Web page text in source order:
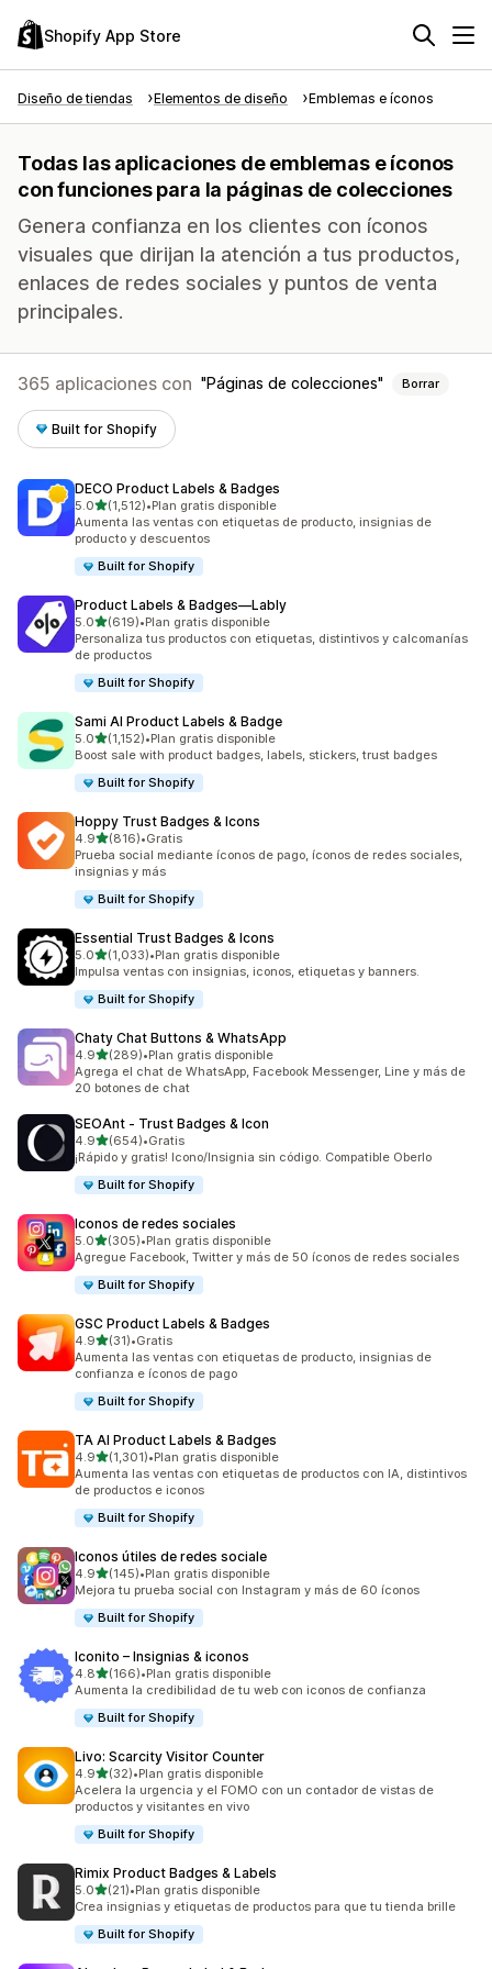
Shopify App Store
Diseño de tiendas Elementos de diseño Emblemas e íconos
Todas las aplicaciones de emblemas e íconos
con funciones para la páginas de colecciones
Genera confianza en los clientes con íconos
visuales que dirijan la atención a tus productos,
enlaces de redes sociales y puntos de venta
principales.
365 aplicaciones con Páginas de colecciones Borrar
Built for Shopify
DECO Product Labels & Badges
5.0de 5 estrellas
(1,512)
1512 reseñas en total
•Plan gratis disponible
Aumenta las ventas con etiquetas de producto, insignias de
producto y descuentos
Built for Shopify
Product Labels & Badges—Lably
5.0de 5 estrellas
(619)
619 reseñas en total
•Plan gratis disponible
Personaliza tus productos con etiquetas, distintivos y calcomanías
de productos
Built for Shopify
Sami AI Product Labels & Badge
5.0de 5 estrellas
(1,152)
1152 reseñas en total
•Plan gratis disponible
Boost sale with product badges, labels, stickers, trust badges
Built for Shopify
Hoppy Trust Badges & Icons
4.9de 5 estrellas
(816)
816 reseñas en total
•Gratis
Prueba social mediante íconos de pago, íconos de redes sociales,
insignias y más
Built for Shopify
Essential Trust Badges & Icons
5.0de 5 estrellas
(1,033)
1033 reseñas en total
•Plan gratis disponible
Impulsa ventas con insignias, iconos, etiquetas y banners.
Built for Shopify
Chaty Chat Buttons & WhatsApp
4.9de 5 estrellas
(289)
289 reseñas en total
•Plan gratis disponible
Agrega el chat de WhatsApp, Facebook Messenger, Line y más de
20 botones de chat
SEOAnt ‑ Trust Badges & Icon
4.9de 5 estrellas
(654)
654 reseñas en total
•Gratis
¡Rápido y gratis! Icono/Insignia sin código. Compatible Oberlo
Built for Shopify
Iconos de redes sociales
5.0de 5 estrellas
(305)
305 reseñas en total
•Plan gratis disponible
Agregue Facebook, Twitter y más de 50 íconos de redes sociales
Built for Shopify
GSC Product Labels & Badges
4.9de 5 estrellas
(31)
31 reseñas en total
•Gratis
Aumenta las ventas con etiquetas de producto, insignias de
confianza e íconos de pago
Built for Shopify
TA AI Product Labels & Badges
4.9de 5 estrellas
(1,301)
1301 reseñas en total
•Plan gratis disponible
Aumenta las ventas con etiquetas de productos con IA, distintivos
de productos e iconos
Built for Shopify
Iconos útiles de redes sociale
4.9de 5 estrellas
(145)
145 reseñas en total
•Plan gratis disponible
Mejora tu prueba social con Instagram y más de 60 íconos
Built for Shopify
Iconito – Insignias & iconos
4.8de 5 estrellas
(166)
166 reseñas en total
•Plan gratis disponible
Aumenta la credibilidad de tu web con iconos de confianza
Built for Shopify
Livo: Scarcity Visitor Counter
4.9de 5 estrellas
(32)
32 reseñas en total
•Plan gratis disponible
Acelera la urgencia y el FOMO con un contador de vistas de
productos y visitantes en vivo
Built for Shopify
Rimix Product Badges & Labels
5.0de 5 estrellas
(21)
21 reseñas en total
•Plan gratis disponible
Crea insignias y etiquetas de productos para que tu tienda brille
Built for Shopify